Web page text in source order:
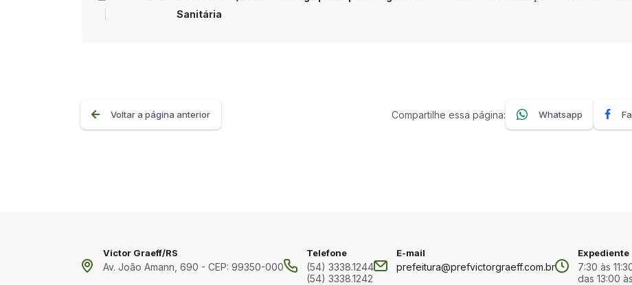
Sanitária
Voltar a página anterior Compartilhe essa página: Whatsapp
Victor Graeff/RS
Av. João Amann, 690 - CEP: 99350-000
Telefone
(54) 3338.1244
(54) 3338.1242
E-mail
prefeitura@prefvictorgraeff.com.br
Expediente
7:30 às
das 13:00